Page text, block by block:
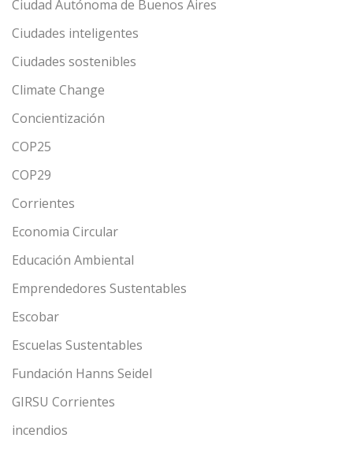
Ciudad Autónoma de Buenos Aires
Ciudades inteligentes
Ciudades sostenibles
Climate Change
Concientización
COP25
COP29
Corrientes
Economia Circular
Educación Ambiental
Emprendedores Sustentables
Escobar
Escuelas Sustentables
Fundación Hanns Seidel
GIRSU Corrientes
incendios